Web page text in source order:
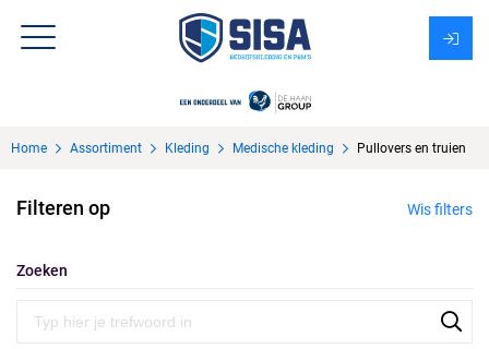
Over Sisa
KMS
Uitzendbureau?
Home Assortiment Kleding Medische kleding Pullovers en truien
Filteren op Wis filters
Zoeken